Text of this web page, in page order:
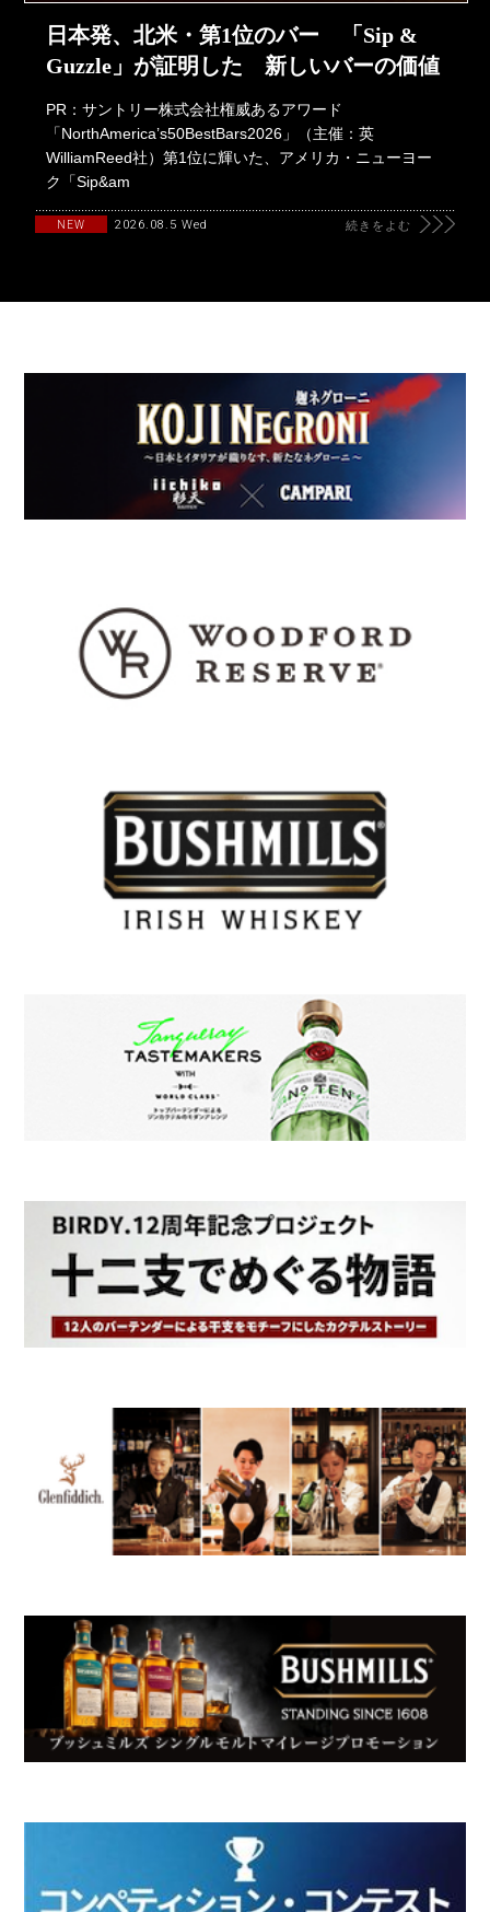
日本発、北米・第1位のバー 「Sip &
Guzzle」が証明した 新しいバーの価値
PR：サントリー株式会社権威あるアワード
「NorthAmerica’s50BestBars2026」（主催：英
WilliamReed社）第1位に輝いた、アメリカ・ニューヨー
ク「Sip&am
NEW 2026.08.5 Wed 続きをよむ